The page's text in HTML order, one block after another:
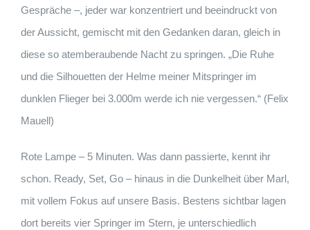
Gespräche –, jeder war konzentriert und beeindruckt von
der Aussicht, gemischt mit den Gedanken daran, gleich in
diese so atemberaubende Nacht zu springen. „Die Ruhe
und die Silhouetten der Helme meiner Mitspringer im
dunklen Flieger bei 3.000m werde ich nie vergessen.“ (Felix
Mauell)
Rote Lampe – 5 Minuten. Was dann passierte, kennt ihr
schon. Ready, Set, Go – hinaus in die Dunkelheit über Marl,
mit vollem Fokus auf unsere Basis. Bestens sichtbar lagen
dort bereits vier Springer im Stern, je unterschiedlich